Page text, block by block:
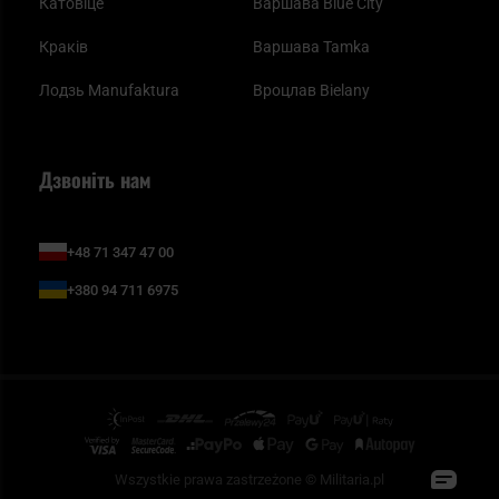
Краків
Лодзь Manufaktura
Варшава Tamka
Вроцлав Bielany
Дзвоніть нам
+48 71 347 47 00
+380 94 711 6975
Wszystkie prawa zastrzeżone © Militaria.pl